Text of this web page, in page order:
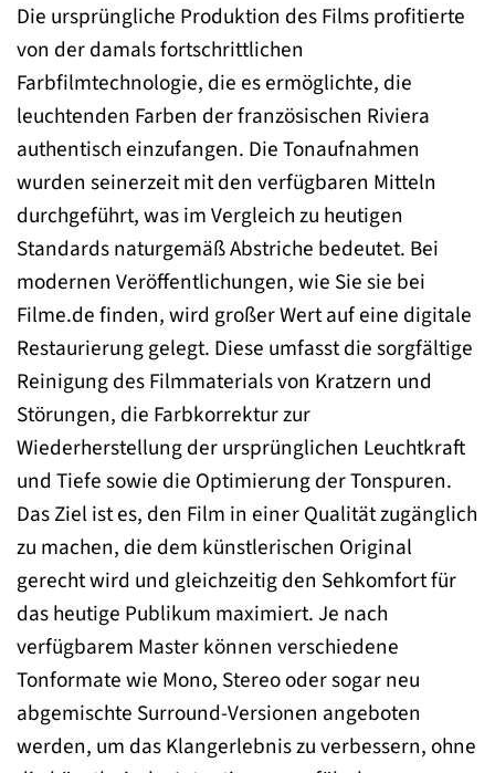
Die ursprüngliche Produktion des Films profitierte
von der damals fortschrittlichen
Farbfilmtechnologie, die es ermöglichte, die
leuchtenden Farben der französischen Riviera
authentisch einzufangen. Die Tonaufnahmen
wurden seinerzeit mit den verfügbaren Mitteln
durchgeführt, was im Vergleich zu heutigen
Standards naturgemäß Abstriche bedeutet. Bei
modernen Veröffentlichungen, wie Sie sie bei
Filme.de finden, wird großer Wert auf eine digitale
Restaurierung gelegt. Diese umfasst die sorgfältige
Reinigung des Filmmaterials von Kratzern und
Störungen, die Farbkorrektur zur
Wiederherstellung der ursprünglichen Leuchtkraft
und Tiefe sowie die Optimierung der Tonspuren.
Das Ziel ist es, den Film in einer Qualität zugänglich
zu machen, die dem künstlerischen Original
gerecht wird und gleichzeitig den Sehkomfort für
das heutige Publikum maximiert. Je nach
verfügbarem Master können verschiedene
Tonformate wie Mono, Stereo oder sogar neu
abgemischte Surround-Versionen angeboten
werden, um das Klangerlebnis zu verbessern, ohne